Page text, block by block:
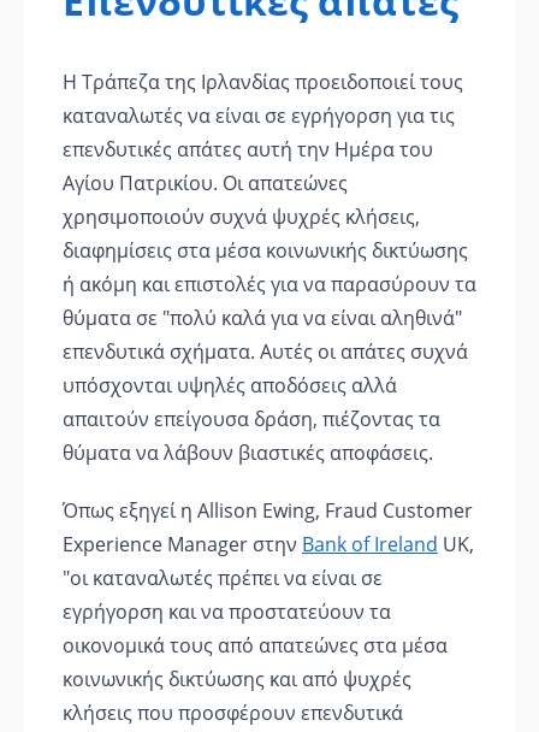
Η Τράπεζα της Ιρλανδίας προειδοποιεί τους
καταναλωτές να είναι σε εγρήγορση για τις
επενδυτικές απάτες αυτή την Ημέρα του
Αγίου Πατρικίου. Οι απατεώνες
χρησιμοποιούν συχνά ψυχρές κλήσεις,
διαφημίσεις στα μέσα κοινωνικής δικτύωσης
ή ακόμη και επιστολές για να παρασύρουν τα
θύματα σε "πολύ καλά για να είναι αληθινά"
επενδυτικά σχήματα. Αυτές οι απάτες συχνά
υπόσχονται υψηλές αποδόσεις αλλά
απαιτούν επείγουσα δράση, πιέζοντας τα
θύματα να λάβουν βιαστικές αποφάσεις.
Όπως εξηγεί η Allison Ewing, Fraud Customer
Experience Manager στην Bank of Ireland UK,
"οι καταναλωτές πρέπει να είναι σε
εγρήγορση και να προστατεύουν τα
οικονομικά τους από απατεώνες στα μέσα
κοινωνικής δικτύωσης και από ψυχρές
κλήσεις που προσφέρουν επενδυτικά